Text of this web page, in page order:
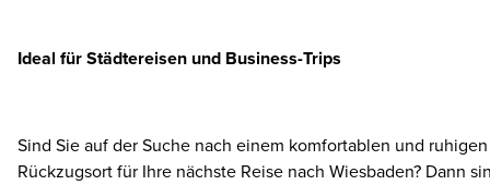
Ideal für Städtereisen und Business-Trips
Sind Sie auf der Suche nach einem komfortablen und ruhigen
Rückzugsort für Ihre nächste Reise nach Wiesbaden? Dann